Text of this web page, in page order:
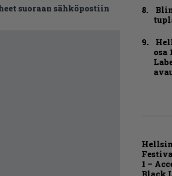
suoraan sähköpostiin
osa
1 –
Black